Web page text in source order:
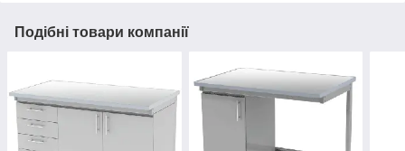
Подібні товари компанії